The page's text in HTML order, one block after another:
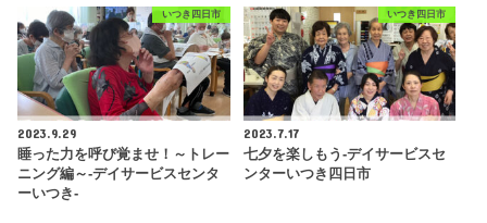
いつき四日市
2023.9.29
睡った力を呼び覚ませ！～トレー
ニング編～-デイサービスセンタ
ーいつき-
いつき四日市
2023.7.17
七夕を楽しもう-デイサービスセ
ンターいつき四日市